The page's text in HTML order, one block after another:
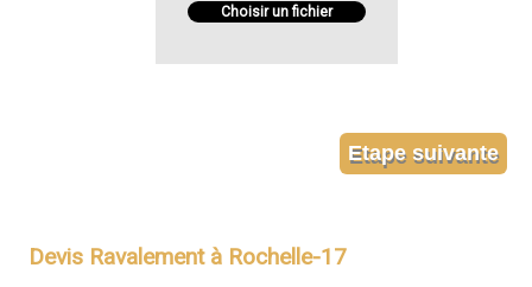
Choisir un fichier
Devis Ravalement à Rochelle-17